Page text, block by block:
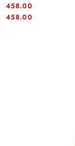
Cena:
458.00
Cena:
458.00